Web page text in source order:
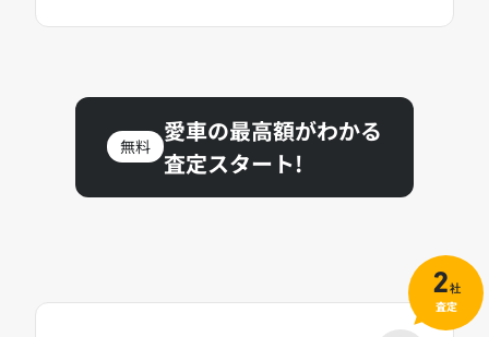
無料
愛車の最高額がわかる
査定スタート!
2社
査定